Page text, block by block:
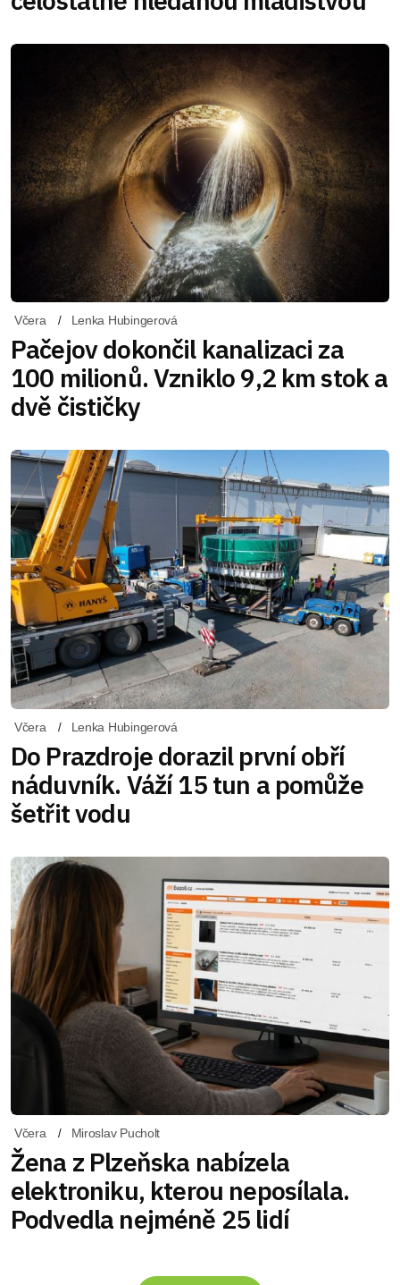
Včera Lenka Hubingerová
Pačejov dokončil kanalizaci za
100 milionů. Vzniklo 9,2 km stok a
dvě čističky
Včera Lenka Hubingerová
Do Prazdroje dorazil první obří
náduvník. Váží 15 tun a pomůže
šetřit vodu
Včera Miroslav Pucholt
Žena z Plzeňska nabízela
elektroniku, kterou neposílala.
Podvedla nejméně 25 lidí